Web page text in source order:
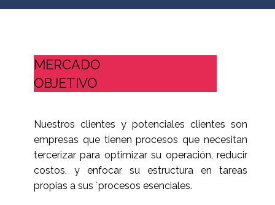
MERCADO
OBJETIVO
Nuestros clientes y potenciales clientes son
empresas que tienen procesos que necesitan
tercerizar para optimizar su operación, reducir
costos, y enfocar su estructura en tareas
propias a sus ´procesos esenciales.